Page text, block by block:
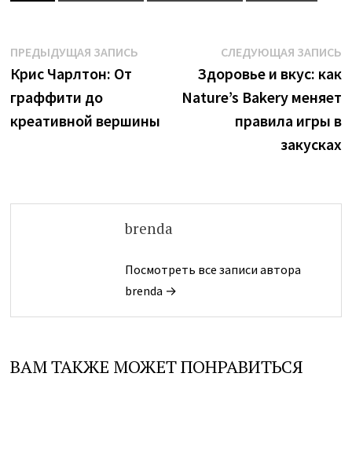
Навигация
по
записям
ПРЕДЫДУЩАЯ ЗАПИСЬ
Крис Чарлтон: От
граффити до
креативной вершины
СЛЕДУЮЩАЯ ЗАПИСЬ
Здоровье и вкус: как
Nature’s Bakery меняет
правила игры в
закусках
brenda
Посмотреть все записи автора
brenda →
ВАМ ТАКЖЕ МОЖЕТ ПОНРАВИТЬСЯ